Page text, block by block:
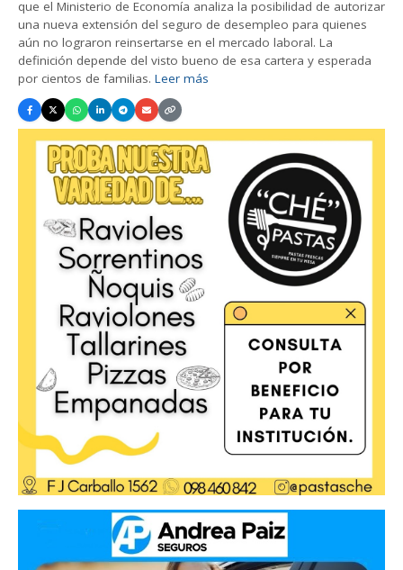
que el Ministerio de Economía analiza la posibilidad de autorizar
una nueva extensión del seguro de desempleo para quienes
aún no lograron reinsertarse en el mercado laboral. La
definición depende del visto bueno de esa cartera y esperada
por cientos de familias. Leer más